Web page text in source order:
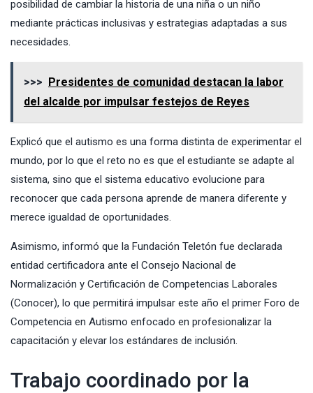
posibilidad de cambiar la historia de una niña o un niño
mediante prácticas inclusivas y estrategias adaptadas a sus
necesidades.
>>> Presidentes de comunidad destacan la labor
del alcalde por impulsar festejos de Reyes
Explicó que el autismo es una forma distinta de experimentar el
mundo, por lo que el reto no es que el estudiante se adapte al
sistema, sino que el sistema educativo evolucione para
reconocer que cada persona aprende de manera diferente y
merece igualdad de oportunidades.
Asimismo, informó que la Fundación Teletón fue declarada
entidad certificadora ante el Consejo Nacional de
Normalización y Certificación de Competencias Laborales
(Conocer), lo que permitirá impulsar este año el primer Foro de
Competencia en Autismo enfocado en profesionalizar la
capacitación y elevar los estándares de inclusión.
Trabajo coordinado por la